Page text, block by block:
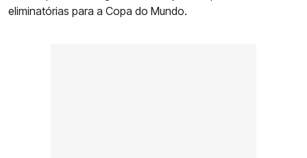
eliminatórias para a Copa do Mundo.